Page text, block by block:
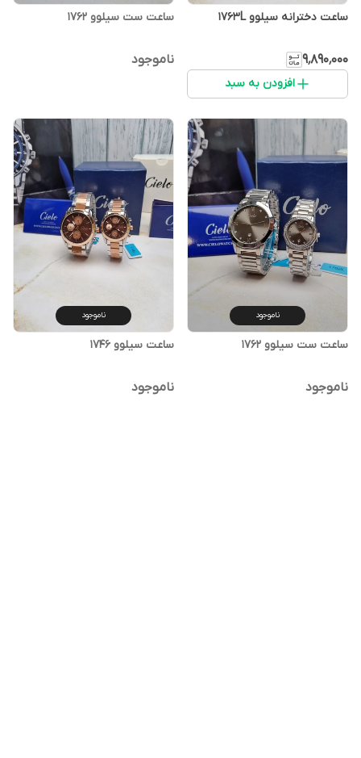
ساعت دخترانه سیلوو 1763L
۹٬۸۹۰٬۰۰۰
افزودن به سبد
ساعت ست سیلوو 1762
ناموجود
ناموجود
ساعت ست سیلوو 1762
ناموجود
ناموجود
ساعت سیلوو 1746
ناموجود